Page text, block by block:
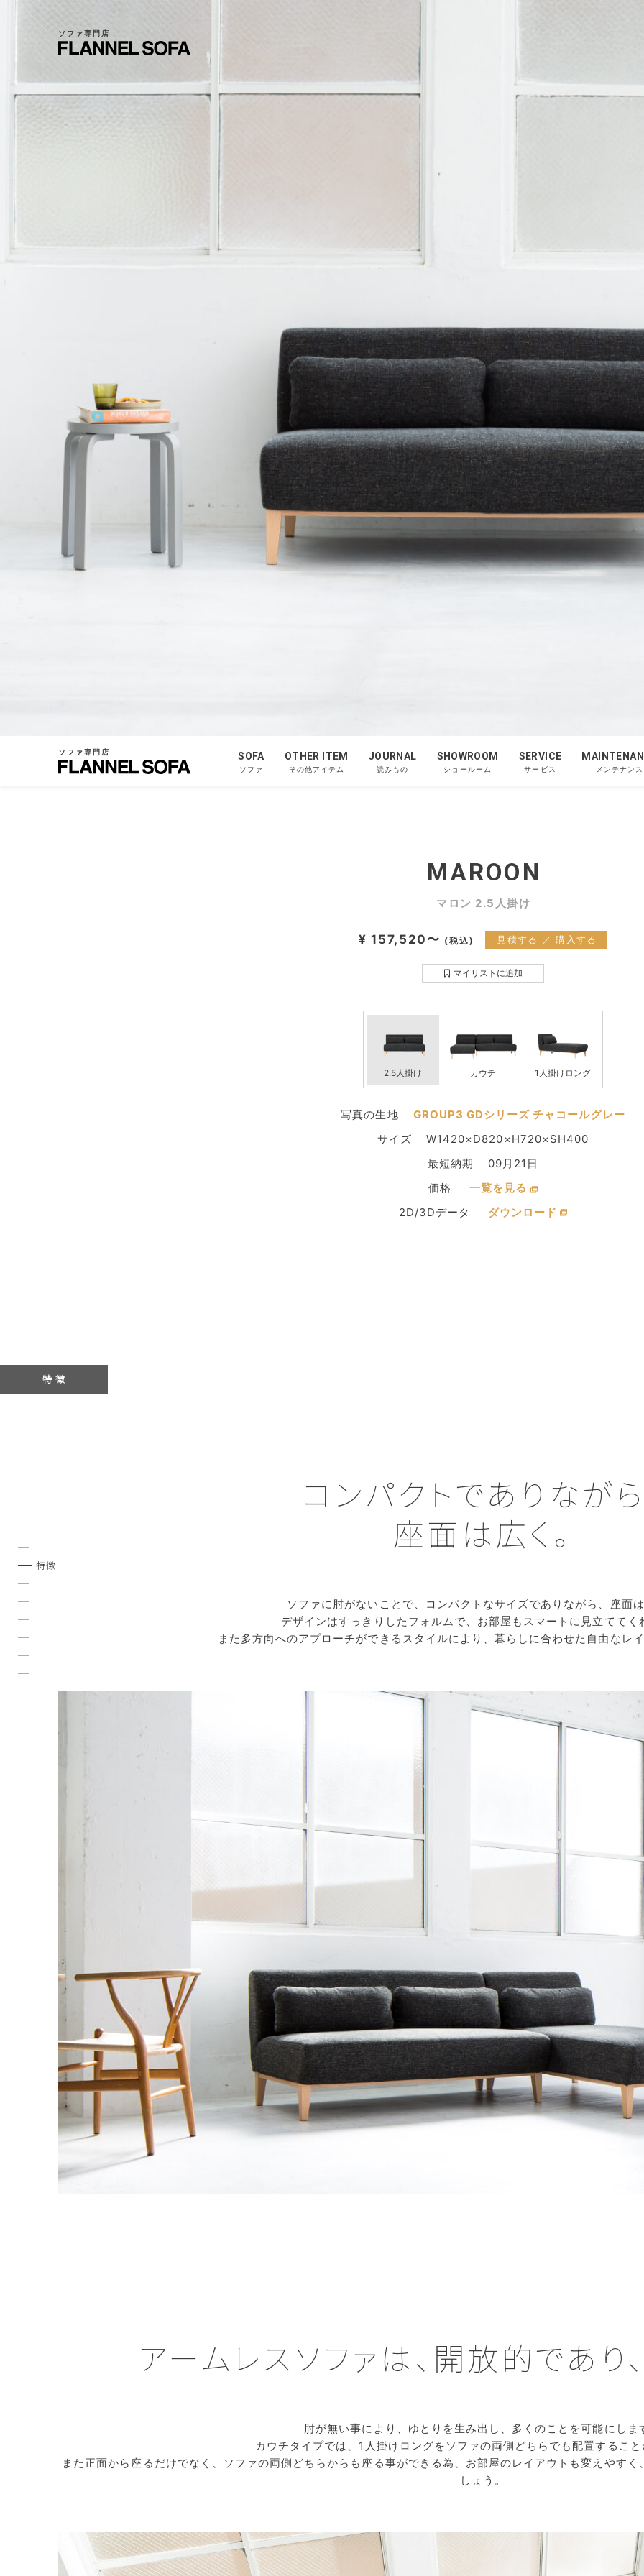
ソファ専門店
特徴
ソファ専門店 SOFA
ソファ
OTHER ITEM
その他アイテム
JOURNAL
読みもの
SHOWROOM
ショールーム
SERVICE
サービス メンテナンス
MAROON
マロン 2.5人掛け
¥ 157,520〜 (税込) 見積する ／ 購入する
マイリストに追加
2.5人掛け カウチ 1人掛けロング
写真の生地
GROUP3 GDシリーズ チャコールグレー
サイズ
W1420×D820×H720×SH400
最短納期
09月21日
価格
一覧を見る
2D/3Dデータ
ダウンロード
特 徴
コンパクトでありながら
座面は広く。
ソファに肘がないことで、コンパクトなサイズでありながら、座面は
デザインはすっきりしたフォルムで、お部屋もスマートに見立ててく
また多方向へのアプローチができるスタイルにより、暮らしに合わせた自由なレ
アームレスソファは、開放的であり
肘が無い事により、ゆとりを生み出し、多くのことを可能にしま
カウチタイプでは、1人掛けロングをソファの両側どちらでも配置すること
また正面から座るだけでなく、ソファの両側どちらからも座る事ができる為、お部屋のレイアウトも変えやす
しょう。